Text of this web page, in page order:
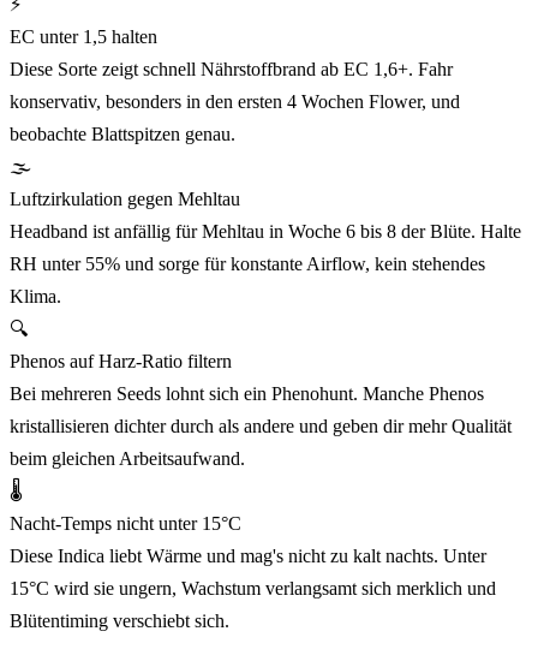
EC unter 1,5 halten
Diese Sorte zeigt schnell Nährstoffbrand ab EC 1,6+. Fahr
konservativ, besonders in den ersten 4 Wochen Flower, und
beobachte Blattspitzen genau.
🌫️
Luftzirkulation gegen Mehltau
Headband ist anfällig für Mehltau in Woche 6 bis 8 der Blüte. Halte
RH unter 55% und sorge für konstante Airflow, kein stehendes
Klima.
🔍
Phenos auf Harz-Ratio filtern
Bei mehreren Seeds lohnt sich ein Phenohunt. Manche Phenos
kristallisieren dichter durch als andere und geben dir mehr Qualität
beim gleichen Arbeitsaufwand.
🌡️
Nacht-Temps nicht unter 15°C
Diese Indica liebt Wärme und mag's nicht zu kalt nachts. Unter
15°C wird sie ungern, Wachstum verlangsamt sich merklich und
Blütentiming verschiebt sich.